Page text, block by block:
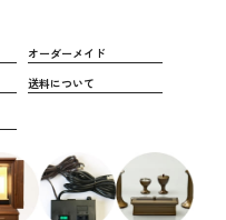
オーダーメイド
送料について